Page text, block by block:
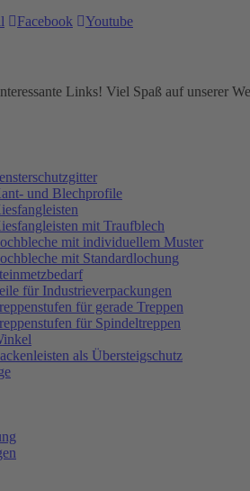
Facebook Youtube
Links! Viel Spaß auf unserer
und Blechprofile
mit Traufblech
mit individuellem Muster
mit Standardlochung
für Industrieverpackungen
für gerade Treppen
für Spindeltreppen
als Übersteigschutz